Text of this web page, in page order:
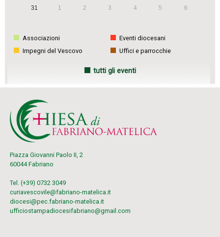
31 1 2 3 4 5 6
Associazioni
Eventi diocesani
Impegni del Vescovo
Uffici e parrocchie
tutti gli eventi
Piazza Giovanni Paolo II, 2
60044 Fabriano
Tel. (+39) 0732 3049
curiavescovile@fabriano-matelica.it
diocesi@pec.fabriano-matelica.it
ufficiostampadiocesifabriano@gmail.com